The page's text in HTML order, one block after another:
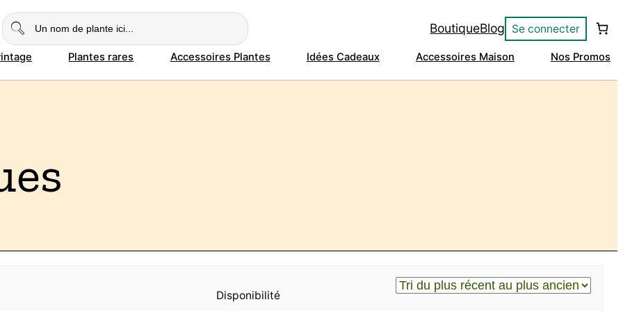
BoutiqueBlog Se connecter
Plantes rares Accessoires Plantes Idées Cadeaux Accessoires Maison Nos Promos
Disponibilité